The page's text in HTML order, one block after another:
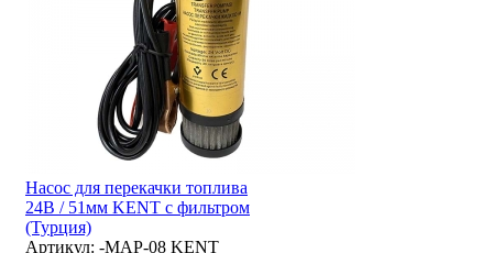
Насос для перекачки топлива
24В / 51мм KENT с фильтром
(Турция)
Артикул: -MAP-08 KENT